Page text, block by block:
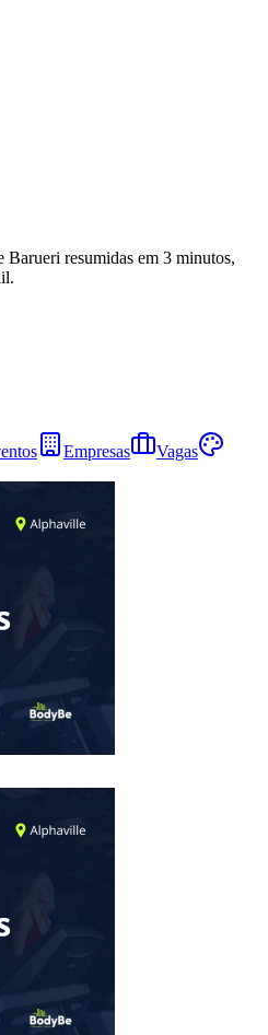
Barueri resumidas em 3 minutos,
Empresas
Vagas